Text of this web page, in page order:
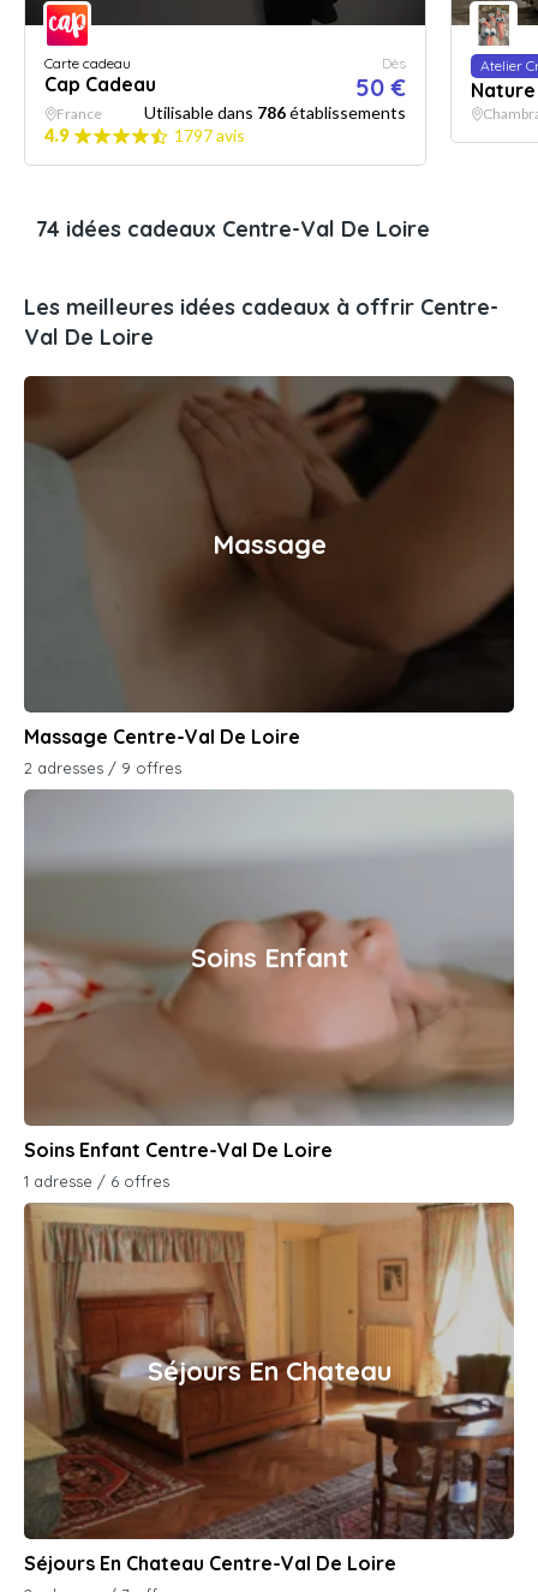
Carte cadeau
Cap Cadeau
Dès
50 €
France Utilisable dans 786établissements
4.9
1797 avis
Atelier
74 idées cadeaux Centre-Val De Loire
Les meilleures idées cadeaux à offrir Centre-
Val De Loire
Massage
Massage Centre-Val De Loire
2 adresses / 9 offres
Soins Enfant
Soins Enfant Centre-Val De Loire
1 adresse / 6 offres
Séjours En Chateau
Séjours En Chateau Centre-Val De Loire